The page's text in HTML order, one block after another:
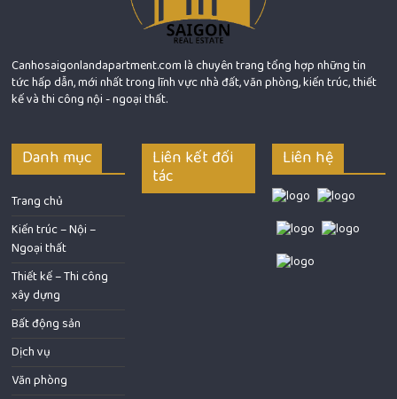
Canhosaigonlandapartment.com là chuyên trang tổng hợp những tin
tức hấp dẫn, mới nhất trong lĩnh vực nhà đất, văn phòng, kiến trúc, thiết
kế và thi công nội - ngoại thất.
Danh mục
Trang chủ
Kiến trúc – Nội –
Ngoại thất
Thiết kế – Thi công
xây dựng
Bất động sản
Dịch vụ
Văn phòng
Liên kết đối
tác
Liên hệ